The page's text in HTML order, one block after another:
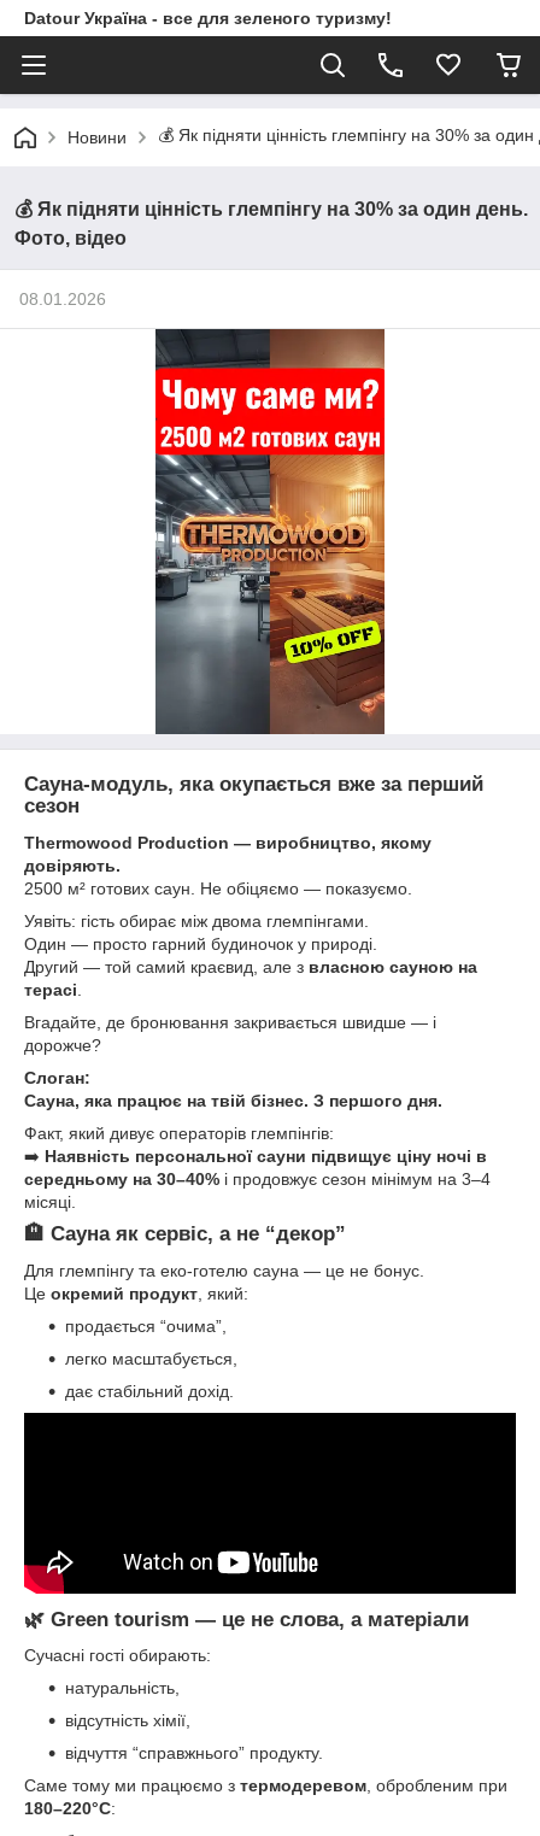
Datour Україна - все для зеленого туризму!
Новини 💰 Як підняти цінність глемпінгу на 30% за
💰 Як підняти цінність глемпінгу на 30% за один день.
Фото, відео
08.01.2026
Сауна-модуль, яка окупається вже за перший
сезон
Thermowood Production — виробництво, якому
довіряють.
2500 м² готових саун. Не обіцяємо — показуємо.
Уявіть: гість обирає між двома глемпінгами.
Один — просто гарний будиночок у природі.
Другий — той самий краєвид, але з власною сауною на
терасі
Вгадайте, де бронювання закривається швидше — і
дорожче?
Слоган:
Сауна, яка працює на твій бізнес. З першого дня.
Факт, який дивує операторів глемпінгів:
➡️ Наявність персональної сауни підвищує ціну ночі в
середньому на 30–40% і продовжує сезон мінімум на 3–4
місяці.
🏨 Сауна як сервіс, а не “декор”
Для глемпінгу та еко-готелю сауна — це не бонус.
Це окремий продукт , який:
продається “очима”,
легко масштабується,
дає стабільний дохід.
🌿 Green tourism — це не слова, а матеріали
Сучасні гості обирають:
натуральність,
відсутність хімії,
відчуття “справжнього” продукту.
Саме тому ми працюємо з термодеревом, обробленим при
180–220°C: